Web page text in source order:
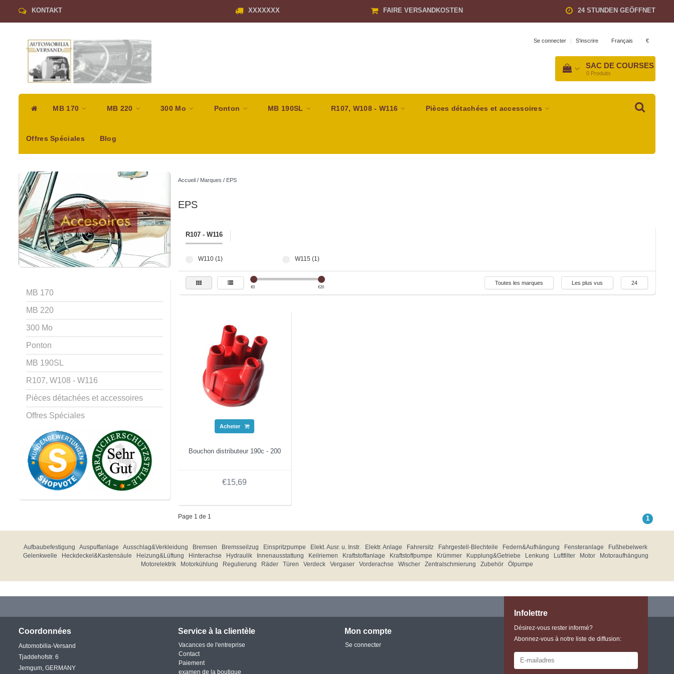
KONTAKT XXXXXXX FAIRE VERSANDKOSTEN 24 STUNDEN GEÖFFNET
Se connecter | S'inscrire Français €
SAC DE COURSES
0 Produits
MB 170 MB 220 300 Mo Ponton MB 190SL R107, W108 - W116 Pièces détachées et accessoires
Offres Spéciales Blog
MB 170
MB 220
300 Mo
Ponton
MB 190SL
R107, W108 - W116
Pièces détachées et accessoires
Offres Spéciales
Accueil/ Marques / EPS
EPS
R107 - W116
W110 (1) W115 (1)
€0 €20
Toutes les marques Les plus vus 24
Acheter
Bouchon distributeur 190c - 200
€15,69
Page 1 de 1 1
Aufbaubefestigung Auspuffanlage Ausschlag&Verkleidung Bremsen Bremsseilzug Einspritzpumpe Elekt. Ausr. u. Instr. Elektr. Anlage Fahrersitz Fahrgestell-Blechteile Federn&Aufhängung Fensteranlage
Fußhebelwerk
Gelenkwelle
Heckdeckel&Kastensäule Heizung&Lüftung Hinterachse Hydraulik Innenausstattung Keilriemen Kraftstoffanlage Kraftstoffpumpe Krümmer Kupplung&Getriebe Lenkung Luftfilter Motor
Motoraufhängung
Motorelektrik
Motorkühlung Regulierung Räder Türen Verdeck Vergaser Vorderachse Wischer Zentralschmierung Zubehör Ölpumpe
Coordonnées
Automobilia-Versand
Tjaddehofstr. 6
Jemgum, GERMANY
Service à la clientèle
Vacances de l'entreprise
Contact
Paiement
examen de la boutique
Mon compte
Se connecter
Infolettre
Désirez-vous rester informé?
Abonnez-vous à notre liste de diffusion: